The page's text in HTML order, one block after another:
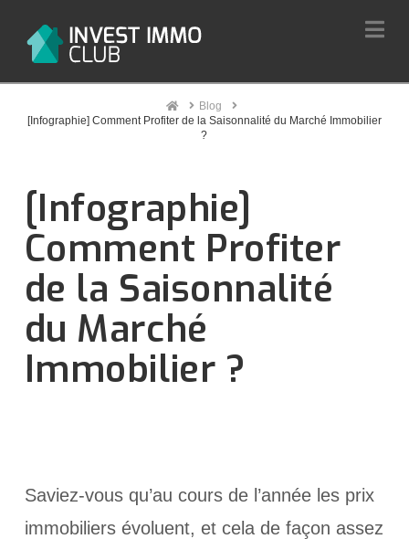
HomeBlog
[Infographie] Comment Profiter de la Saisonnalité du Marché Immobilier
?
[Infographie]
Comment Profiter
de la Saisonnalité
du Marché
Immobilier ?
Saviez-vous qu’au cours de l’année les prix
immobiliers évoluent, et cela de façon assez